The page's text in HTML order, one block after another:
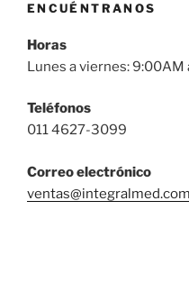
ENCUÉNTRANOS
Horas
Lunes a viernes: 9:00AM
Teléfonos
011 4627-3099
Correoelectrónico